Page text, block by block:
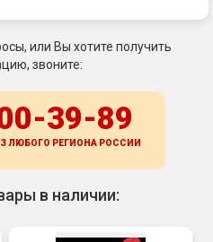
или Вы хотите получить
звоните:
39-89
ЛЮБОГО РЕГИОНА РОССИИ
в наличии: